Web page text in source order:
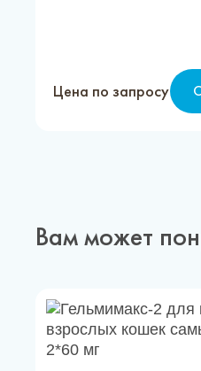
Цена по запросу
Вам может